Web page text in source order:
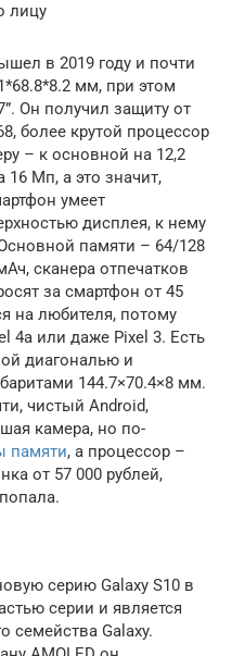
лицу
в 2019 году и почти
мм, при этом
Он получил защиту от
более крутой процессор
– к основной на 12,2
Мп, а это значит,
умеет
дисплея, к нему
памяти – 64/128
сканера отпечатков
за смартфон от 45
на любителя, потому
4а или даже Pixel 3. Есть
диагональю и
144.7×70.4×8 мм.
чистый Android,
камера, но по-
памяти, а процессор –
от 57 000 рублей,
серию Galaxy S10 в
серии и является
семейства Galaxy.